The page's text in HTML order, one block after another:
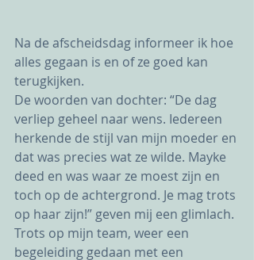
Na de afscheidsdag informeer ik hoe
alles gegaan is en of ze goed kan
terugkijken.
De woorden van dochter: “De dag
verliep geheel naar wens. Iedereen
herkende de stijl van mijn moeder en
dat was precies wat ze wilde. Mayke
deed en was waar ze moest zijn en
toch op de achtergrond. Je mag trots
op haar zijn!” geven mij een glimlach.
Trots op mijn team, weer een
begeleiding gedaan met een